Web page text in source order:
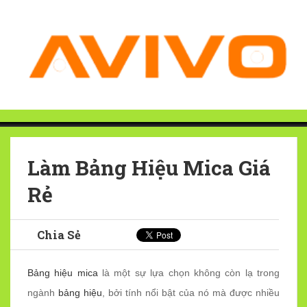
Làm Bảng Hiệu Mica Giá
Rẻ
Chia Sẻ
Bảng hiệu mica là một sự lựa chọn không còn lạ trong
ngành bảng hiệu , bởi tính nổi bật của nó mà được nhiều